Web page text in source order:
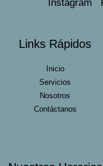
Links Rápidos
Inicio
Servicios
Nosotros
Contáctanos